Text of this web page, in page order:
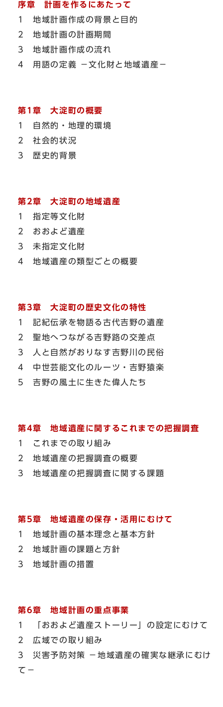
序章 計画を作るにあたって
1 地域計画作成の背景と目的
2 地域計画の計画期間
3 地域計画作成の流れ
4 用語の定義 －文化財と地域遺産－
第1章 大淀町の概要
1 自然的・地理的環境
2 社会的状況
3 歴史的背景
第2章 大淀町の地域遺産
1 指定等文化財
2 おおよど遺産
3 未指定文化財
4 地域遺産の類型ごとの概要
第3章 大淀町の歴史文化の特性
1 記紀伝承を物語る古代吉野の遺産
2 聖地へつながる吉野路の交差点
3 人と自然がおりなす吉野川の民俗
4 中世芸能文化のルーツ・吉野猿楽
5 吉野の風土に生きた偉人たち
第4章 地域遺産に関するこれまでの把握調査
1 これまでの取り組み
2 地域遺産の把握調査の概要
3 地域遺産の把握調査に関する課題
第5章 地域遺産の保存・活用にむけて
1 地域計画の基本理念と基本方針
2 地域計画の課題と方針
3 地域計画の措置
第6章 地域計画の重点事業
1 「おおよど遺産ストーリー」の設定にむけて
2 広域での取り組み
3 災害予防対策 －地域遺産の確実な継承にむけ
て－